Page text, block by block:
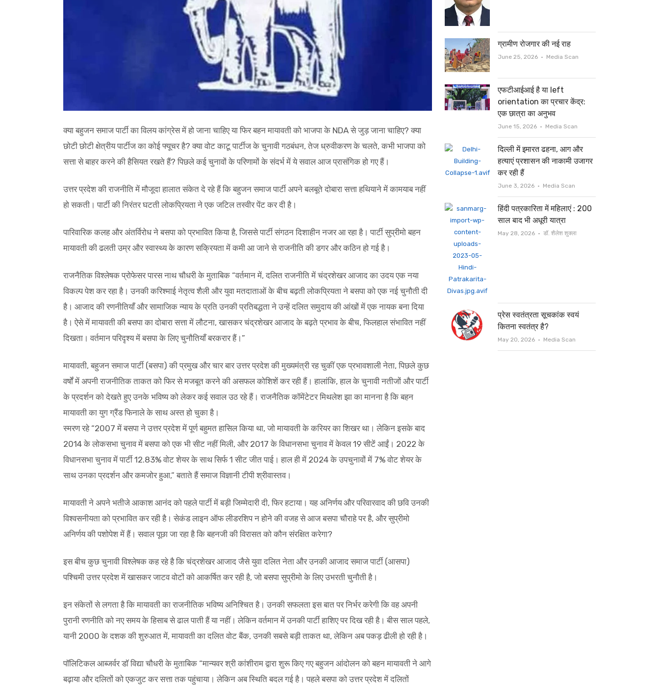
क्या बहुजन समाज पार्टी का विलय कांग्रेस में हो जाना चाहिए या फिर बहन मायावती को भाजपा के NDA से जुड़ जाना चाहिए? क्या
छोटी छोटी क्षेत्रीय पार्टीज का कोई फ्यूचर है? क्या वोट काटू पार्टीज के चुनावी गठबंधन, तेज ध्रुवीकरण के चलते, कभी भाजपा को
सत्ता से बाहर करने की हैसियत रखते हैं? पिछले कई चुनावों के परिणामों के संदर्भ में ये सवाल आज प्रासंगिक हो गए हैं।
उत्तर प्रदेश की राजनीति में मौजूदा हालात संकेत दे रहे हैं कि बहुजन समाज पार्टी अपने बलबूते दोबारा सत्ता हथियाने में कामयाब नहीं
हो सकती। पार्टी की निरंतर घटती लोकप्रियता ने एक जटिल तस्वीर पेंट कर दी है।
पारिवारिक कलह और अंतर्विरोध ने बसपा को प्रभावित किया है, जिससे पार्टी संगठन दिशाहीन नजर आ रहा है। पार्टी सुप्रीमो बहन
मायावती की ढलती उम्र और स्वास्थ्य के कारण सक्रियता में कमी आ जाने से राजनीति की डगर और कठिन हो गई है।
राजनैतिक विश्लेषक प्रोफेसर पारस नाथ चौधरी के मुताबिक “वर्तमान में, दलित राजनीति में चंद्रशेखर आजाद का उदय एक नया
विकल्प पेश कर रहा है। उनकी करिश्माई नेतृत्व शैली और युवा मतदाताओं के बीच बढ़ती लोकप्रियता ने बसपा को एक नई चुनौती दी
है। आजाद की रणनीतियाँ और सामाजिक न्याय के प्रति उनकी प्रतिबद्धता ने उन्हें दलित समुदाय की आंखों में एक नायक बना दिया
है। ऐसे में मायावती की बसपा का दोबारा सत्ता में लौटना, खासकर चंद्रशेखर आजाद के बढ़ते प्रभाव के बीच, फिलहाल संभावित नहीं
दिखता। वर्तमान परिदृश्य में बसपा के लिए चुनौतियाँ बरकरार हैं।”
मायावती, बहुजन समाज पार्टी (बसपा) की प्रमुख और चार बार उत्तर प्रदेश की मुख्यमंत्री रह चुकीं एक प्रभावशाली नेता, पिछले कुछ
वर्षों में अपनी राजनीतिक ताकत को फिर से मजबूत करने की असफल कोशिशें कर रही हैं। हालांकि, हाल के चुनावी नतीजों और पार्टी
के प्रदर्शन को देखते हुए उनके भविष्य को लेकर कई सवाल उठ रहे हैं। राजनैतिक कॉमेंटेटर मिथलेश झा का मानना है कि बहन
मायावती का युग ग्रैंड फिनाले के साथ अस्त हो चुका है।
स्मरण रहे “2007 में बसपा ने उत्तर प्रदेश में पूर्ण बहुमत हासिल किया था, जो मायावती के करियर का शिखर था। लेकिन इसके बाद
2014 के लोकसभा चुनाव में बसपा को एक भी सीट नहीं मिली, और 2017 के विधानसभा चुनाव में केवल 19 सीटें आईं। 2022 के
विधानसभा चुनाव में पार्टी 12.83% वोट शेयर के साथ सिर्फ 1 सीट जीत पाई। हाल ही में 2024 के उपचुनावों में 7% वोट शेयर के
साथ उनका प्रदर्शन और कमजोर हुआ,” बताते हैं समाज विज्ञानी टीपी श्रीवास्तव।
मायावती ने अपने भतीजे आकाश आनंद को पहले पार्टी में बड़ी जिम्मेदारी दी, फिर हटाया। यह अनिर्णय और परिवारवाद की छवि उनकी
विश्वसनीयता को प्रभावित कर रही है। सेकंड लाइन ऑफ लीडरशिप न होने की वजह से आज बसपा चौराहे पर है, और सुप्रीमो
अनिर्णय की पशोपेश में हैं। सवाल पूछा जा रहा है कि बहनजी की विरासत को कौन संरक्षित करेगा?
इस बीच कुछ चुनावी विश्लेषक कह रहे है कि चंद्रशेखर आजाद जैसे युवा दलित नेता और उनकी आजाद समाज पार्टी (आसपा)
पश्चिमी उत्तर प्रदेश में खासकर जाटव वोटों को आकर्षित कर रही है, जो बसपा सुप्रीमो के लिए उभरती चुनौती है।
इन संकेतों से लगता है कि मायावती का राजनीतिक भविष्य अनिश्चित है। उनकी सफलता इस बात पर निर्भर करेगी कि वह अपनी
पुरानी रणनीति को नए समय के हिसाब से ढाल पाती हैं या नहीं। लेकिन वर्तमान में उनकी पार्टी हाशिए पर दिख रही है। बीस साल पहले,
यानी 2000 के दशक की शुरुआत में, मायावती का दलित वोट बैंक, उनकी सबसे बड़ी ताकत था, लेकिन अब पकड़ ढीली हो रही है।
पॉलिटिकल आब्जर्वर डॉ विद्या चौधरी के मुताबिक “मान्यवर श्री कांशीराम द्वारा शुरू किए गए बहुजन आंदोलन को बहन मायावती ने आगे
बढ़ाया और दलितों को एकजुट कर सत्ता तक पहुंचाया। लेकिन अब स्थिति बदल गई है। पहले बसपा को उत्तर प्रदेश में दलितों
ग्रामीण रोजगार की नई राह
June 25, 2026 Author
Media Scan
एफटीआईआई है या left
orientation का प्रचार केंद्र:
एक छात्रा का अनुभव
June 15, 2026 Author
Media Scan
दिल्ली में इमारत ढहना, आग और
हत्याएं प्रशासन की नाकामी उजागर
कर रही हैं
June 3, 2026 Author
Media Scan
हिंदी पत्रकारिता में महिलाएं : 200
साल बाद भी अधूरी यात्रा
May 28, 2026 Author
डॉ. शैलेश शुक्ला
प्रेस स्वतंत्रता सूचकांक स्वयं
कितना स्वतंत्र है?
May 20, 2026 Author
Media Scan